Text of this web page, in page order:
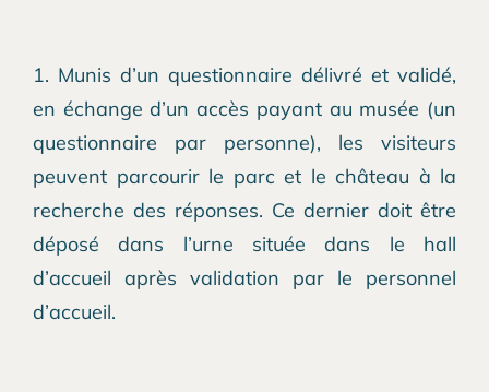
1. Munis d’un questionnaire délivré et validé,
en échange d’un accès payant au musée (un
questionnaire par personne), les visiteurs
peuvent parcourir le parc et le château à la
recherche des réponses. Ce dernier doit être
déposé dans l’urne située dans le hall
d’accueil après validation par le personnel
d’accueil.